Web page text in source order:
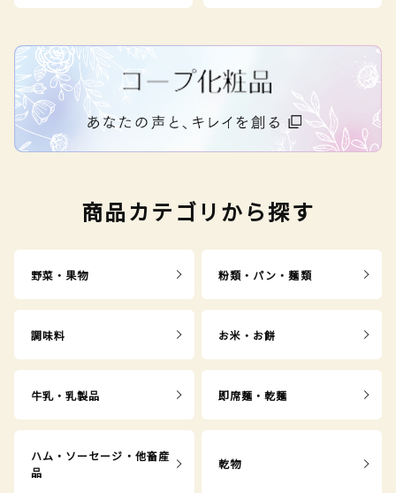
商品カテゴリから探す
野菜・果物 粉類・パン・麺類
調味料 お米・お餅
牛乳・乳製品 即席麺・乾麺
ハム・ソーセージ・他畜産
品
乾物